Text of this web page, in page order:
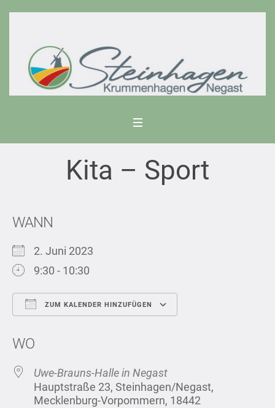
Kita – Sport
WANN
2. Juni 2023
9:30 - 10:30
ZUM KALENDER HINZUFÜGEN
WO
Uwe-Brauns-Halle in Negast
Hauptstraße 23, Steinhagen/Negast,
Mecklenburg-Vorpommern, 18442